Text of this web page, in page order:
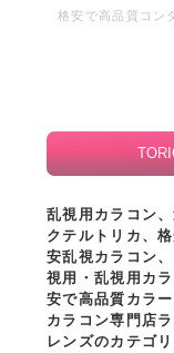
格安で高品質コン
乱視用カラコン
クテルトリカ、
安乱視カラコン
視用・乱視用カ
安で高品質カラ
カラコン専門店
レンズのカテゴリ